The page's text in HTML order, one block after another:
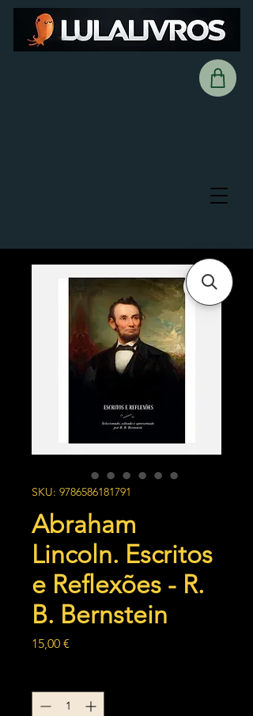
SKU: 9786586181791
Abraham
Lincoln. Escritos
e Reflexões - R.
B. Bernstein
15,00 €